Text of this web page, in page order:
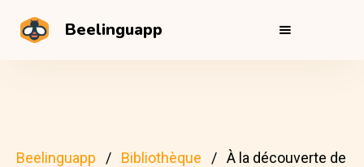
Beelinguapp
Beelinguapp Bibliothèque
À la découverte de